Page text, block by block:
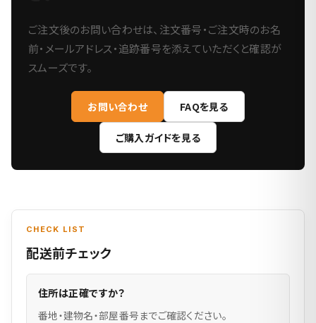
ご注文後のお問い合わせは、注文番号・ご注文時のお名
前・メールアドレス・追跡番号を添えていただくと確認が
スムーズです。
お問い合わせ FAQを見る
ご購入ガイドを見る
CHECK LIST
配送前チェック
住所は正確ですか？
番地・建物名・部屋番号までご確認ください。